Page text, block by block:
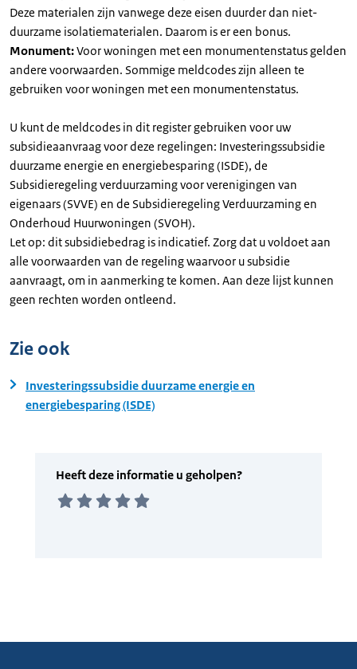
Deze materialen zijn vanwege deze eisen duurder dan niet-
duurzame isolatiematerialen. Daarom is er een bonus.
Monument:Voor woningen met een monumentenstatus gelden
andere voorwaarden. Sommige meldcodes zijn alleen te
gebruiken voor woningen met een monumentenstatus.
U kunt de meldcodes in dit register gebruiken voor uw
subsidieaanvraag voor deze regelingen: Investeringssubsidie
duurzame energie en energiebesparing (ISDE), de
Subsidieregeling verduurzaming voor verenigingen van
eigenaars (SVVE) en de Subsidieregeling Verduurzaming en
Onderhoud Huurwoningen (SVOH).
Let op: dit subsidiebedrag is indicatief. Zorg dat u voldoet aan
alle voorwaarden van de regeling waarvoor u subsidie
aanvraagt, om in aanmerking te komen. Aan deze lijst kunnen
geen rechten worden ontleend.
Zie ook
Investeringssubsidie duurzame energie en
energiebesparing (ISDE)